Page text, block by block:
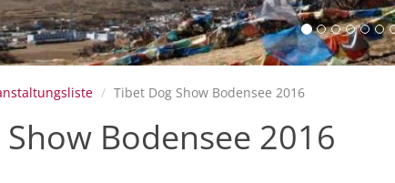
Tibet Dog Show Bodensee 2016
Bodensee 2016